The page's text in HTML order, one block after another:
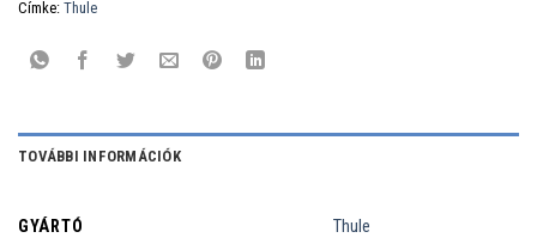
Címke: Thule
TOVÁBBI INFORMÁCIÓK
GYÁRTÓ Thule